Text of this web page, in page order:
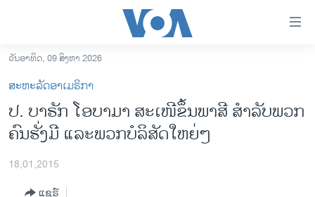
ເຂົ້າ
ຫາ
ຂ້າມ
ຂ້າມ
ຫາ
ອາເມຣິກາ
ການເລືອກຕັ້ງ ປະທານາທີບໍດີ ສະຫະລັດ 2024
ຂ່າວ​ຈີນ
ວັນອາທິດ, 09 ສິງຫາ 2026
ສະຫະລັດອາເມຣິກາ
ປ. ບາຣັກ ໂອບາມາ ສະເໜີຂຶ້ນພາສີ ສຳລັບພວກ
ຄົນຮັ່ງມີ ແລະພວກບໍລິສັດໃຫຍ່ໆ
18,01,2015
ແຊຣ໌